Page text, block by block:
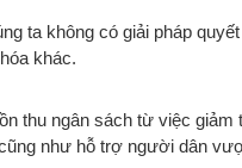
ta không có giải pháp
khác.
thu ngân sách từ việc
như hỗ trợ người dân